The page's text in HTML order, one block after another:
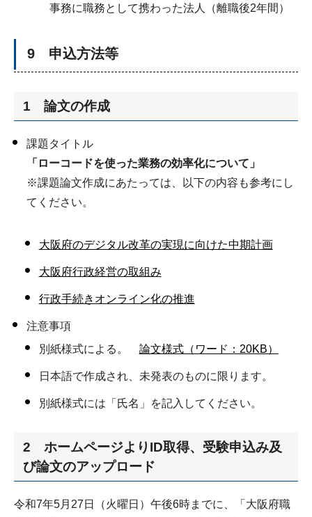
事務に職務として携わった法人（離職後2年間）
9 申込方法等
1 論文の作成
課題タイトル
「ローコードを使った業務の効率化について」
※課題論文作成にあたっては、以下の内容も参考にし
てください。
大阪府のデジタル改革の実現に向けた中期計画
大阪府行政経営の取組み
行政手続きオンライン化の推進
注意事項
別紙様式による。 論文様式（ワード：20KB）
日本語で作成され、未発表のものに限ります。
別紙様式には「氏名」を記入してください。
2 ホームページよりID取得、受験申込み及
び論文のアップロード
令和7年5月27日（火曜日）午後6時までに、「大阪府職